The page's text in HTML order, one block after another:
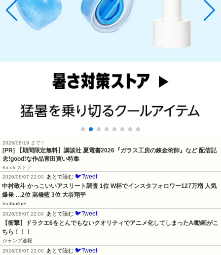
2026/08/19 まで！
[PR] 【期間限定無料】講談社 夏電書2026『ガラス工房の錬金術師』など 配信記
念!good!な作品青田買い特集
Kindleストア
2026/08/07 22:00
あとで読む 🐦Tweet
中村敬斗 かっこいいアスリート調査 1位 W杯でインスタフォロワー127万増 人気
爆発 …2位 高橋藍 3位 大谷翔平
footballnet
2026/08/07 22:00
あとで読む 🐦Tweet
【衝撃】ドラクエ6をとんでもないクオリティでアニメ化してしまったAI動画がこ
ちら！！！
ジャンプ速報
2026/08/07 22:00
あとで読む 🐦Tweet